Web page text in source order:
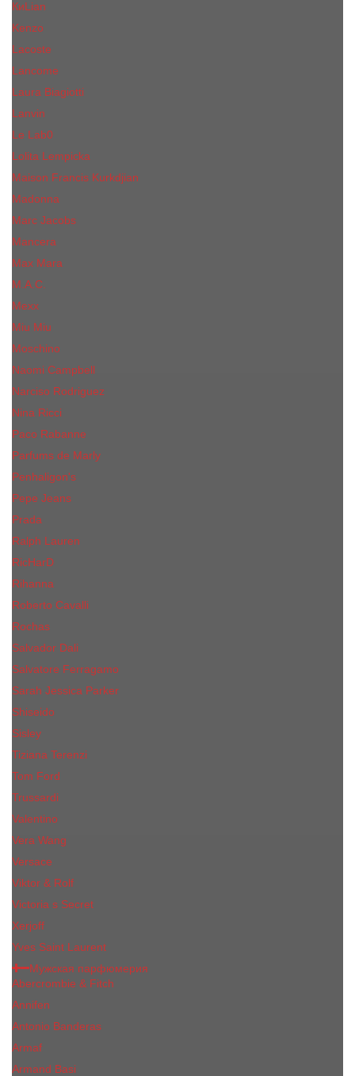
КиLian
Kenzo
Lacoste
Lancome
Laura Biagiotti
Lanvin
Lе Lab0
Lolita Lempicka
Maison Francis Kurkdjian
Madonna
Marc Jacobs
Mancera
Max Mara
M.А.C.
Mexx
Miu Miu
Mоsсhino
Naomi Campbell
Narciso Rodriguez
Nina Ricci
Paco Rabanne
Parfums de Marly
Penhaligon's
Pepe Jeans
Prada
Ralph Lauren
RicHarD
Rihanna
Roberto Cavalli
Rochas
Salvador Dali
Salvatore Ferragamo
Sarah Jessica Parker
Shiseido
Sisley
Tiziana Terenzi
Tom Ford
Trussardi
Valentino
Vera Wang
Versace
Viktor & Rolf
Victoria s Secret
Xerjoff
Yves Saint Laurent
Мужская парфюмерия
Abercrombie & Fitch
Annifen
Antonio Banderas
Armaf
Armand Basi